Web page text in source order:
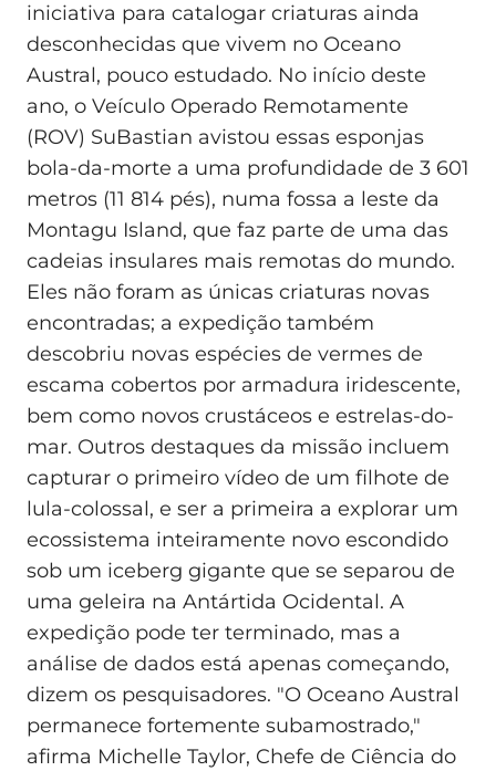
iniciativa para catalogar criaturas ainda
desconhecidas que vivem no Oceano
Austral, pouco estudado. No início deste
ano, o Veículo Operado Remotamente
(ROV) SuBastian avistou essas esponjas
bola-da-morte a uma profundidade de 3 601
metros (11 814 pés), numa fossa a leste da
Montagu Island, que faz parte de uma das
cadeias insulares mais remotas do mundo.
Eles não foram as únicas criaturas novas
encontradas; a expedição também
descobriu novas espécies de vermes de
escama cobertos por armadura iridescente,
bem como novos crustáceos e estrelas-do-
mar. Outros destaques da missão incluem
capturar o primeiro vídeo de um filhote de
lula-colossal, e ser a primeira a explorar um
ecossistema inteiramente novo escondido
sob um iceberg gigante que se separou de
uma geleira na Antártida Ocidental. A
expedição pode ter terminado, mas a
análise de dados está apenas começando,
dizem os pesquisadores. "O Oceano Austral
permanece fortemente subamostrado,"
afirma Michelle Taylor, Chefe de Ciência do